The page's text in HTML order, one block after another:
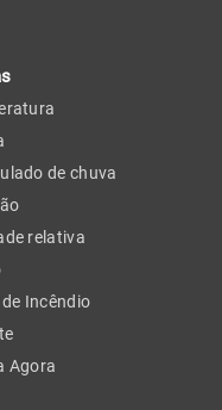
de chuva
relativa
Incêndio
Agora